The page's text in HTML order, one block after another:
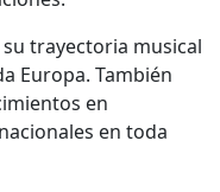
trayectoria musical
Europa. También
en
en toda